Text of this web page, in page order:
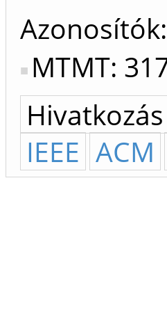
Azonosítók
MTMT:
IEEE ACM